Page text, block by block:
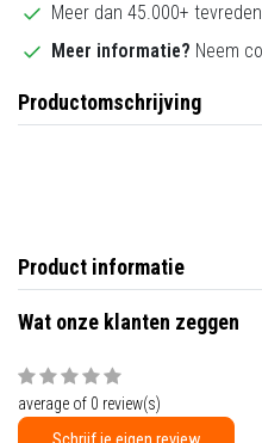
Meer dan 45.000+
Meer informatie? Neem
Productomschrijving
Product informatie
Wat onze klanten zeggen
average of 0 review(s)